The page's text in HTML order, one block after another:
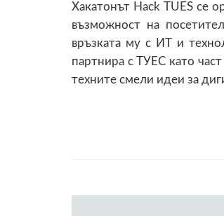
Хакатонът Hack TUES се
възможност на
връзката му с ИТ и
партнира с ТУЕС като
техните смели идеи за